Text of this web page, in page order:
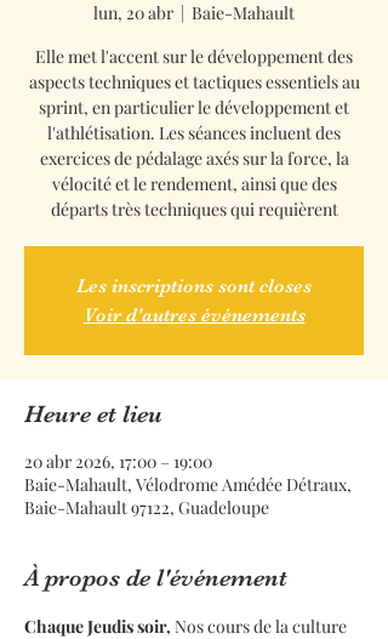
lun, 20 abr
  |
Baie-Mahault
Elle met l'accent sur le développement des
aspects techniques et tactiques essentiels au
sprint, en particulier le développement et
l'athlétisation. Les séances incluent des
exercices de pédalage axés sur la force, la
vélocité et le rendement, ainsi que des
départs très techniques qui requièrent
Les inscriptions sont closes
Voir d'autres événements
Heure et lieu
20 abr 2026, 17:00 – 19:00
Baie-Mahault, Vélodrome Amédée Détraux,
Baie-Mahault 97122, Guadeloupe
À propos de l'événement
Chaque Jeudis soir, Nos cours de la culture